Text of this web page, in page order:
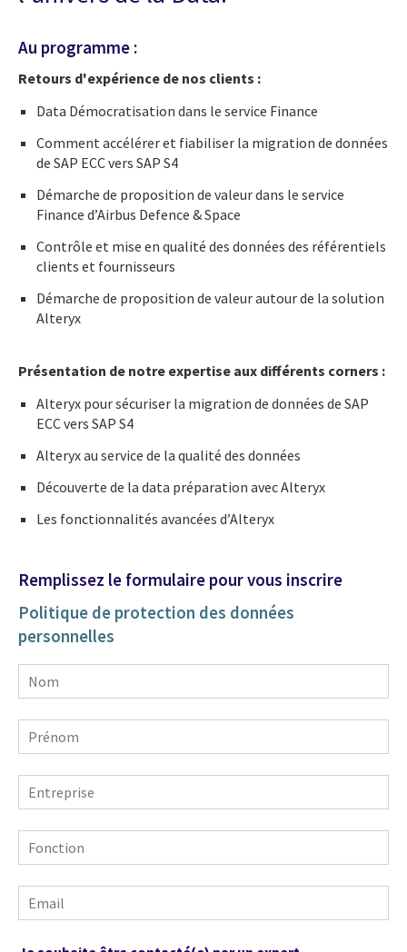
Au programme :
Retours d'expérience de nos clients :
Data Démocratisation dans le service Finance
Comment accélérer et fiabiliser la migration de données
de SAP ECC vers SAP S4
Démarche de proposition de valeur dans le service
Finance d’Airbus Defence & Space
Contrôle et mise en qualité des données des référentiels
clients et fournisseurs
Démarche de proposition de valeur autour de la solution
Alteryx
Présentation de notre expertise aux différents corners :
Alteryx pour sécuriser la migration de données de SAP
ECC vers SAP S4
Alteryx au service de la qualité des données
Découverte de la data préparation avec Alteryx
Les fonctionnalités avancées d’Alteryx
Remplissez le formulaire pour vous inscrire
Politique de protection des données
personnelles
Nom
Prénom
Entreprise
Fonction
Email